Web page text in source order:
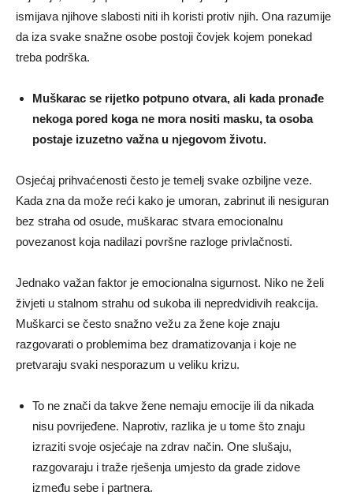
ismijava njihove slabosti niti ih koristi protiv njih. Ona razumije
da iza svake snažne osobe postoji čovjek kojem ponekad
treba podrška.
Muškarac se rijetko potpuno otvara, ali kada pronađe
nekoga pored koga ne mora nositi masku, ta osoba
postaje izuzetno važna u njegovom životu.
Osjećaj prihvaćenosti često je temelj svake ozbiljne veze.
Kada zna da može reći kako je umoran, zabrinut ili nesiguran
bez straha od osude, muškarac stvara emocionalnu
povezanost koja nadilazi površne razloge privlačnosti.
Jednako važan faktor je emocionalna sigurnost. Niko ne želi
živjeti u stalnom strahu od sukoba ili nepredvidivih reakcija.
Muškarci se često snažno vežu za žene koje znaju
razgovarati o problemima bez dramatizovanja i koje ne
pretvaraju svaki nesporazum u veliku krizu.
To ne znači da takve žene nemaju emocije ili da nikada
nisu povrijeđene. Naprotiv, razlika je u tome što znaju
izraziti svoje osjećaje na zdrav način. One slušaju,
razgovaraju i traže rješenja umjesto da grade zidove
između sebe i partnera.